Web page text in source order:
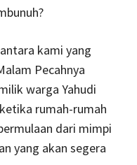
kami yang
Pecahnya
warga Yahudi
rumah-rumah
dari mimpi
yang akan segera